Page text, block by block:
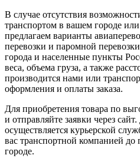
В случае отсутствия
транспортом в вашем городе
предлагаем варианты
перевозки и паромной
города и населенные пункты
веса, объема груза, а также
производится нами или
оформления и оплаты заказа.
Для приобретения товара по
и отправляйте заявки через сайт.
осуществляется курьерской
вас транспортной компанией до
городе.